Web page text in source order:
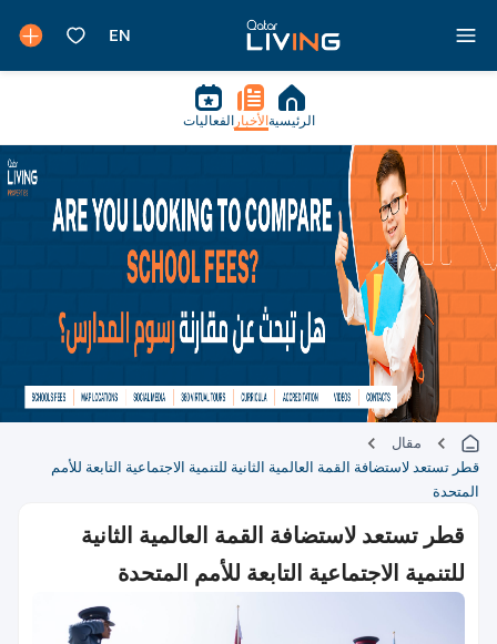
الرئيسية الأخبار الفعاليات
مقال
قطر تستعد لاستضافة القمة العالمية الثانية للتنمية الاجتماعية التابعة للأمم
المتحدة
قطر تستعد لاستضافة القمة العالمية الثانية
للتنمية الاجتماعية التابعة للأمم المتحدة